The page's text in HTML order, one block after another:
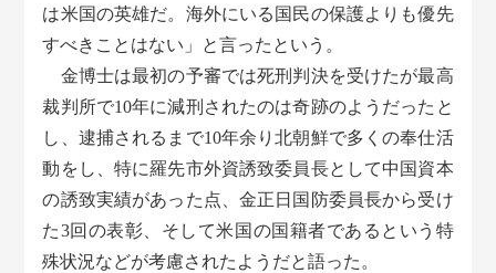
は米国の英雄だ。海外にいる国民の保護よりも優先
すべきことはない」と言ったという。
金博士は最初の予審では死刑判決を受けたが最高
裁判所で10年に減刑されたのは奇跡のようだったと
し、逮捕されるまで10年余り北朝鮮で多くの奉仕活
動をし、特に羅先市外資誘致委員長として中国資本
の誘致実績があった点、金正日国防委員長から受け
た3回の表彰、そして米国の国籍者であるという特
殊状況などが考慮されたようだと語った。